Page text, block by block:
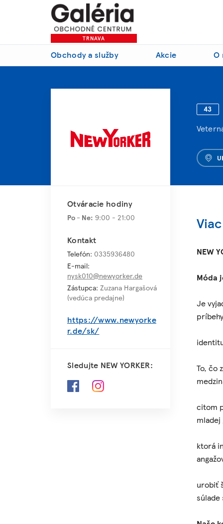
TRNAVA
Obchody a služby Akcie O
Otváracie hodiny
Po - Ne: 9:00 - 21:00
Kontakt
Telefón: 0335936480
E-mail:
nysk010@newyorker.de
Zástupca: Zuzana Hargašová
(vedúca predajne)
https://www.newyorke
r.de/sk/
Sledujte NEW YORKER:
43
NEW
Móda
Je
To, čo
citom
mladej
ktorá
urobiť
súlade